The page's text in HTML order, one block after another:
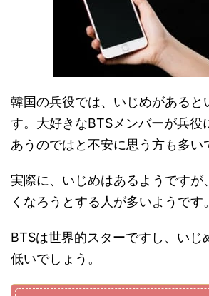
韓国の兵役では、いじめがあると
す。大好きなBTSメンバーが兵役
あうのではと不安に思う方も多い
実際に、いじめはあるようですが
くなろうとする人が多いようです。
BTSは世界的スターですし、いじ
低いでしょう。